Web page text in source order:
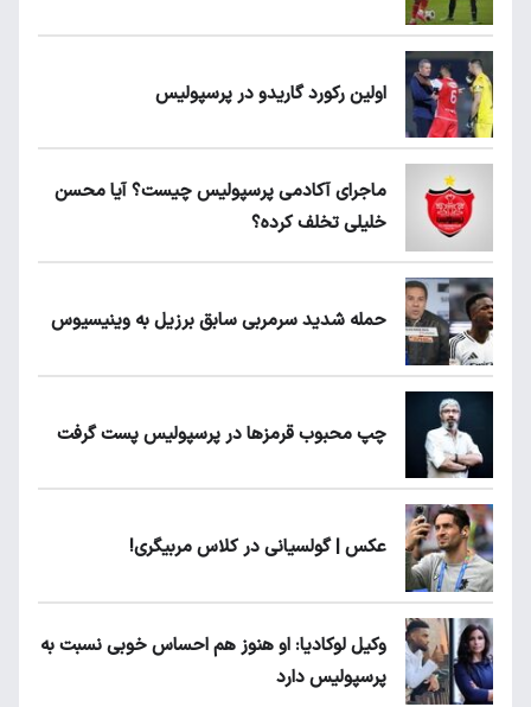
اولین رکورد گاریدو در پرسپولیس
ماجرای آکادمی پرسپولیس چیست؟ آیا محسن
خلیلی تخلف کرده؟
حمله شدید سرمربی سابق برزیل به وینیسیوس
چپ محبوب قرمزها در پرسپولیس پست گرفت
عکس | گولسیانی در کلاس مربیگری!
وکیل لوکادیا: او هنوز هم احساس خوبی نسبت به
پرسپولیس دارد